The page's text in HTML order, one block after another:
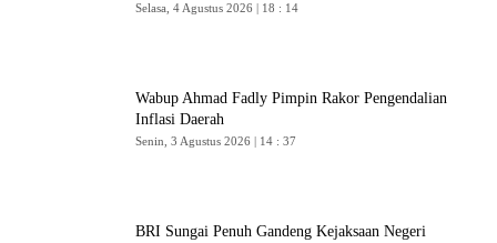
Selasa, 4 Agustus 2026 | 18 : 14
Wabup Ahmad Fadly Pimpin Rakor Pengendalian
Inflasi Daerah
Senin, 3 Agustus 2026 | 14 : 37
BRI Sungai Penuh Gandeng Kejaksaan Negeri